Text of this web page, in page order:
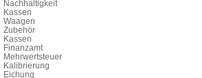
Nachhaltigkeit
Kassen
Waagen
Zubehör
Kassen
Finanzamt
Mehrwertsteuer
Kalibrierung
Eichung